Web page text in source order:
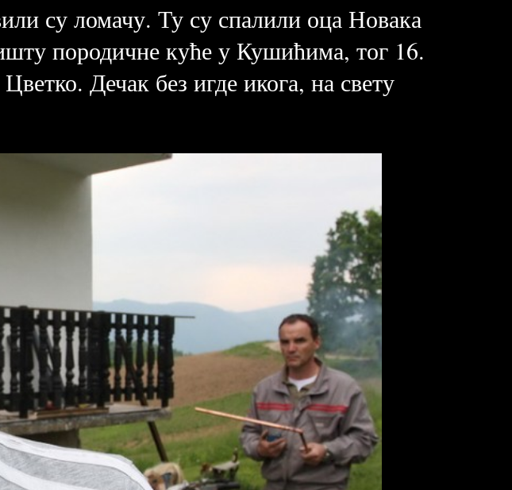
су ломачу. Ту су спалили оца Новака
породичне куће у Кушићима, тог 16.
Дечак без игде икога, на свету